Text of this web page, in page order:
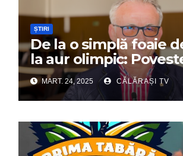
ȘTIRI
De la o simplă foaie
la aur olimpic:
Dumitru Chirilă
MART. 24, 2025 CĂLĂRAȘI TV